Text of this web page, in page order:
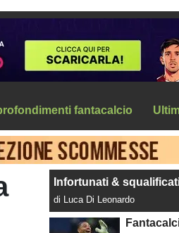
fantacalcio
Infortunati &
di Luca Di Leonardo